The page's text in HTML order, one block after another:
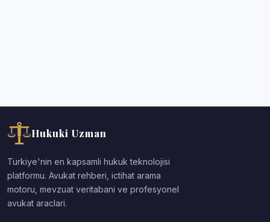
Hukuki Uzman
Turkiye'nin en kapsamli hukuk teknolojisi
platformu. Avukat rehberi, ictihat arama
motoru, mevzuat veritabani ve profesyonel
avukat araclari.